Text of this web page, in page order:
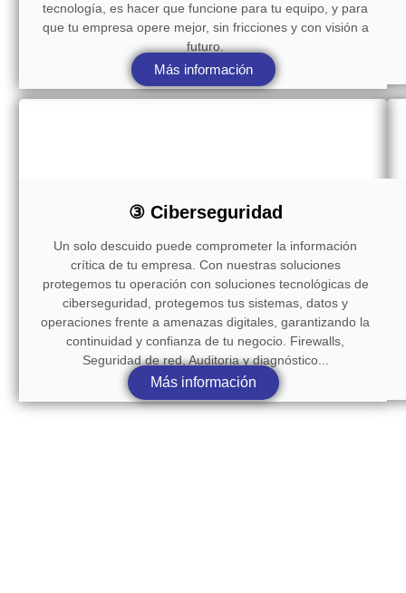
tecnología, es hacer que funcione para tu equipo, y para
que tu empresa opere mejor, sin fricciones y con visión a
futuro.
Más información
③ Ciberseguridad
Un solo descuido puede comprometer la información
crítica de tu empresa. Con nuestras soluciones
protegemos tu operación con soluciones tecnológicas de
ciberseguridad, protegemos tus sistemas, datos y
operaciones frente a amenazas digitales, garantizando la
continuidad y confianza de tu negocio. Firewalls,
Seguridad de red, Auditoria y diagnóstico...
Más información